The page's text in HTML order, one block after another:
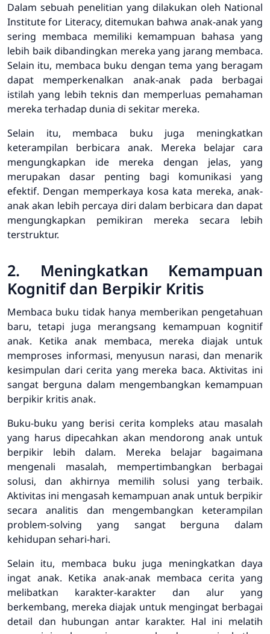
Dalam sebuah penelitian yang dilakukan oleh National
Institute for Literacy, ditemukan bahwa anak-anak yang
sering membaca memiliki kemampuan bahasa yang
lebih baik dibandingkan mereka yang jarang membaca.
Selain itu, membaca buku dengan tema yang beragam
dapat memperkenalkan anak-anak pada berbagai
istilah yang lebih teknis dan memperluas pemahaman
mereka terhadap dunia di sekitar mereka.
Selain itu, membaca buku juga meningkatkan
keterampilan berbicara anak. Mereka belajar cara
mengungkapkan ide mereka dengan jelas, yang
merupakan dasar penting bagi komunikasi yang
efektif. Dengan memperkaya kosa kata mereka, anak-
anak akan lebih percaya diri dalam berbicara dan dapat
mengungkapkan pemikiran mereka secara lebih
terstruktur.
2. Meningkatkan Kemampuan
Kognitif dan Berpikir Kritis
Membaca buku tidak hanya memberikan pengetahuan
baru, tetapi juga merangsang kemampuan kognitif
anak. Ketika anak membaca, mereka diajak untuk
memproses informasi, menyusun narasi, dan menarik
kesimpulan dari cerita yang mereka baca. Aktivitas ini
sangat berguna dalam mengembangkan kemampuan
berpikir kritis anak.
Buku-buku yang berisi cerita kompleks atau masalah
yang harus dipecahkan akan mendorong anak untuk
berpikir lebih dalam. Mereka belajar bagaimana
mengenali masalah, mempertimbangkan berbagai
solusi, dan akhirnya memilih solusi yang terbaik.
Aktivitas ini mengasah kemampuan anak untuk berpikir
secara analitis dan mengembangkan keterampilan
problem-solving yang sangat berguna dalam
kehidupan sehari-hari.
Selain itu, membaca buku juga meningkatkan daya
ingat anak. Ketika anak-anak membaca cerita yang
melibatkan karakter-karakter dan alur yang
berkembang, mereka diajak untuk mengingat berbagai
detail dan hubungan antar karakter. Hal ini melatih